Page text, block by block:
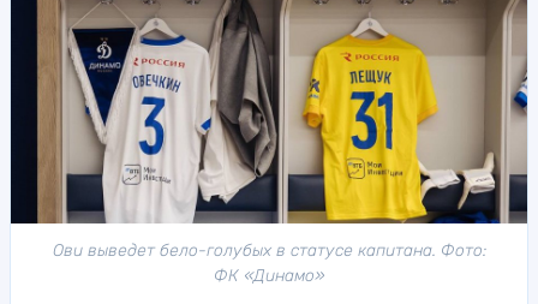
Ови выведет бело-голубых в статусе капитана. Фото:
ФК «Динамо»